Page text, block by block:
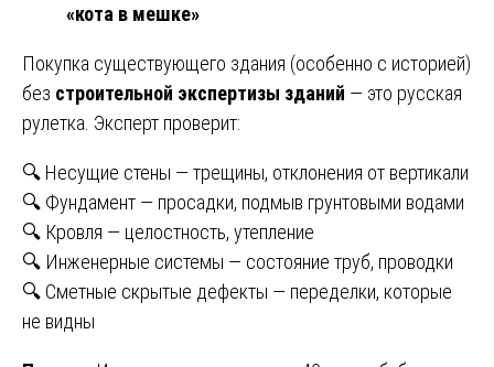
«кота в мешке»
Покупка существующего здания (особенно с историей)
без строительной экспертизы зданий — это русская
рулетка. Эксперт проверит:
🔍 Несущие стены — трещины, отклонения от вертикали
🔍 Фундамент — просадки, подмыв грунтовыми водами
🔍 Кровля — целостность, утепление
🔍 Инженерные системы — состояние труб, проводки
🔍 Сметные скрытые дефекты — переделки, которые
не видны